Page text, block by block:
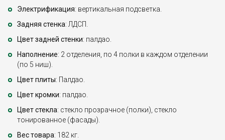
Электрификация: вертикальная подсветка.
Задняя стенка: ЛДСП.
Цвет задней стенки: палдао.
Наполнение: 2 отделения, по 4 полки в каждом отделении
(по 5 ниш).
Цвет плиты: Палдао.
Цвет кромки: палдао.
Цвет стекла: стекло прозрачное (полки), стекло
тонированное (фасады).
Вес товара: 182 кг.